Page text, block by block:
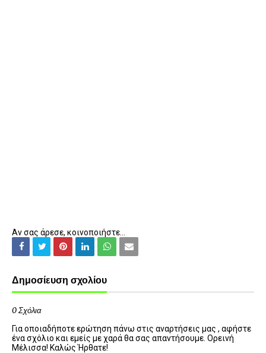
Αν σας άρεσε, κοινοποιήστε...
Δημοσίευση σχολίου
0 Σχόλια
Για οποιαδήποτε ερώτηση πάνω στις αναρτήσεις μας , αφήστε
ένα σχόλιο και εμείς με χαρά θα σας απαντήσουμε. Ορεινή
Μέλισσα! Καλώς Ήρθατε!